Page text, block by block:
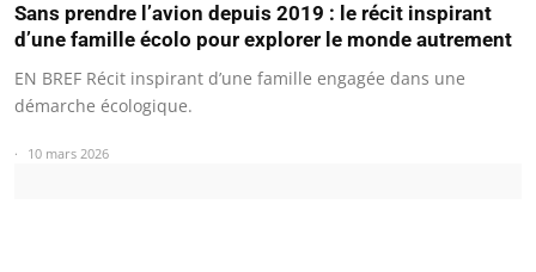
Sans prendre l’avion depuis 2019 : le récit inspirant
d’une famille écolo pour explorer le monde autrement
EN BREF Récit inspirant d’une famille engagée dans une
démarche écologique.
10 mars 2026